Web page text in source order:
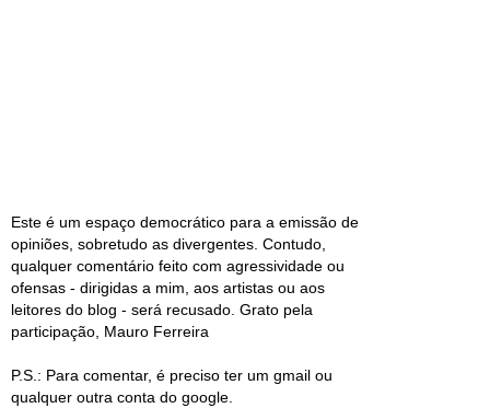
Este é um espaço democrático para a emissão de
opiniões, sobretudo as divergentes. Contudo,
qualquer comentário feito com agressividade ou
ofensas - dirigidas a mim, aos artistas ou aos
leitores do blog - será recusado. Grato pela
participação, Mauro Ferreira
P.S.: Para comentar, é preciso ter um gmail ou
qualquer outra conta do google.